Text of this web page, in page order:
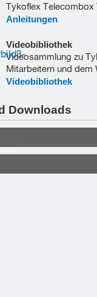
Tykoflex Telecombox
Anleitungen
Videobibliothek
Videosammlung zu
Mitarbeitern und dem
Videobibliothek
Downloads